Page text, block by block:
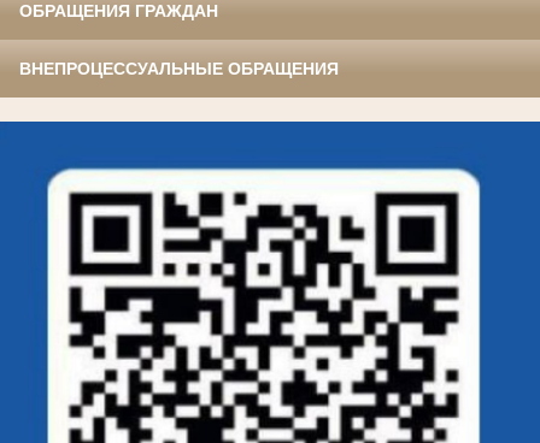
ОБРАЩЕНИЯ ГРАЖДАН
ВНЕПРОЦЕССУАЛЬНЫЕ ОБРАЩЕНИЯ